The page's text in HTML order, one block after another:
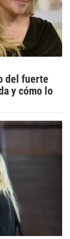
del fuerte
y cómo lo